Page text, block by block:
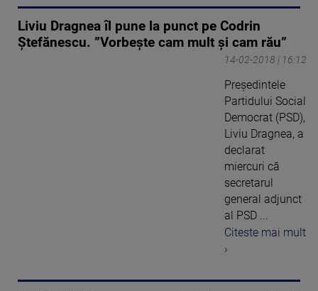
Liviu Dragnea îl pune la punct pe Codrin
Ștefănescu. ”Vorbește cam mult și cam rău”
14-02-2018 | 16:12
Preşedintele
Partidului Social
Democrat (PSD),
Liviu Dragnea, a
declarat
miercuri că
secretarul
general adjunct
al PSD ...
Citeste mai mult
›